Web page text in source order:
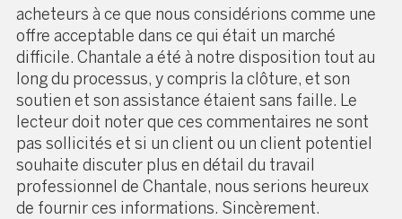
acheteurs à ce que nous considérions comme une
offre acceptable dans ce qui était un marché
difficile. Chantale a été à notre disposition tout au
long du processus, y compris la clôture, et son
soutien et son assistance étaient sans faille. Le
lecteur doit noter que ces commentaires ne sont
pas sollicités et si un client ou un client potentiel
souhaite discuter plus en détail du travail
professionnel de Chantale, nous serions heureux
de fournir ces informations. Sincèrement.